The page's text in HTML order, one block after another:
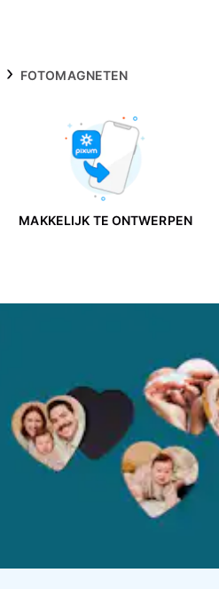
FOTOMAGNETEN
MAKKELIJK TE ONTWERPEN